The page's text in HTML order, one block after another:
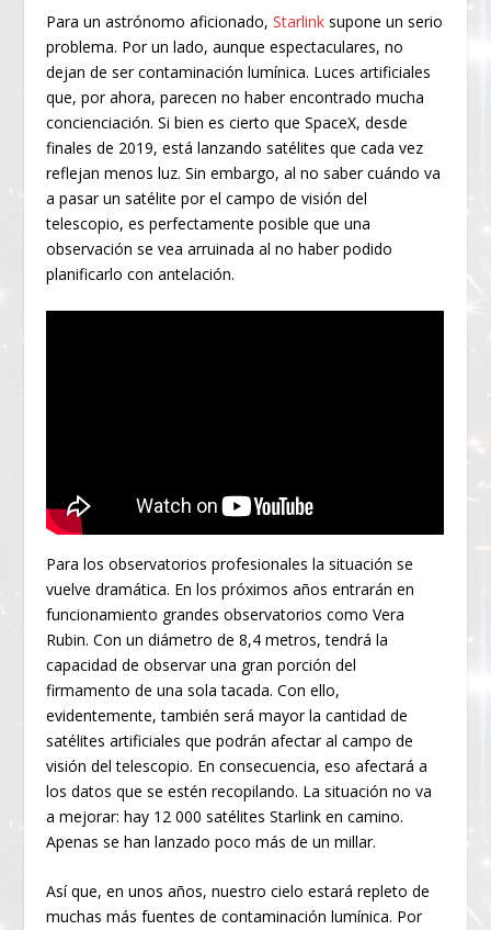
Para un astrónomo aficionado,Starlink supone un serio
problema. Por un lado, aunque espectaculares, no
dejan de ser contaminación lumínica. Luces artificiales
que, por ahora, parecen no haber encontrado mucha
concienciación. Si bien es cierto que SpaceX, desde
finales de 2019, está lanzando satélites que cada vez
reflejan menos luz. Sin embargo, al no saber cuándo va
a pasar un satélite por el campo de visión del
telescopio, es perfectamente posible que una
observación se vea arruinada al no haber podido
planificarlo con antelación.
Para los observatorios profesionales la situación se
vuelve dramática. En los próximos años entrarán en
funcionamiento grandes observatorios como Vera
Rubin. Con un diámetro de 8,4 metros, tendrá la
capacidad de observar una gran porción del
firmamento de una sola tacada. Con ello,
evidentemente, también será mayor la cantidad de
satélites artificiales que podrán afectar al campo de
visión del telescopio. En consecuencia, eso afectará a
los datos que se estén recopilando. La situación no va
a mejorar: hay 12 000 satélites Starlink en camino.
Apenas se han lanzado poco más de un millar.
Así que, en unos años, nuestro cielo estará repleto de
muchas más fuentes de contaminación lumínica. Por